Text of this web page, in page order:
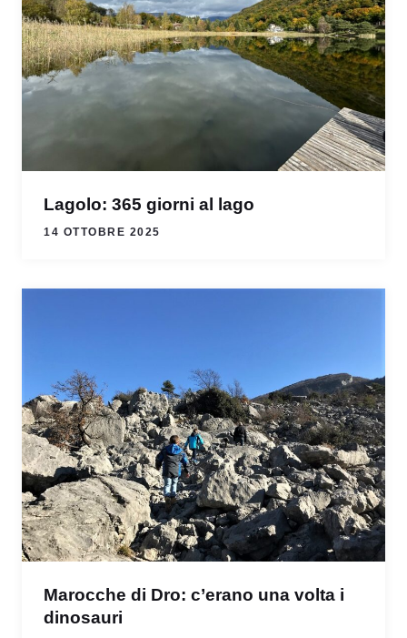
Lagolo: 365 giorni al lago
14 OTTOBRE 2025
Marocche di Dro: c’erano una volta i
dinosauri